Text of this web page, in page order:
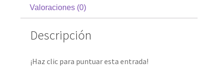
Valoraciones (0)
Descripción
¡Haz clic para puntuar esta entrada!